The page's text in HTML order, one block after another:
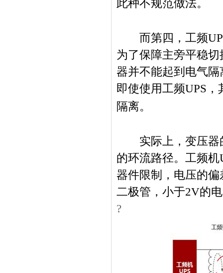
此种不规范做法。
而第四，工频
为了保障主旁平稳切
器并不能起到电气
即使使用工频UPS
隔离。
实际上，变压器
的环流路径。工频机
器件限制，电压的
二极管，小于2V的
?